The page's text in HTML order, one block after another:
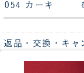
054 カーキ
返品・交換・キャ